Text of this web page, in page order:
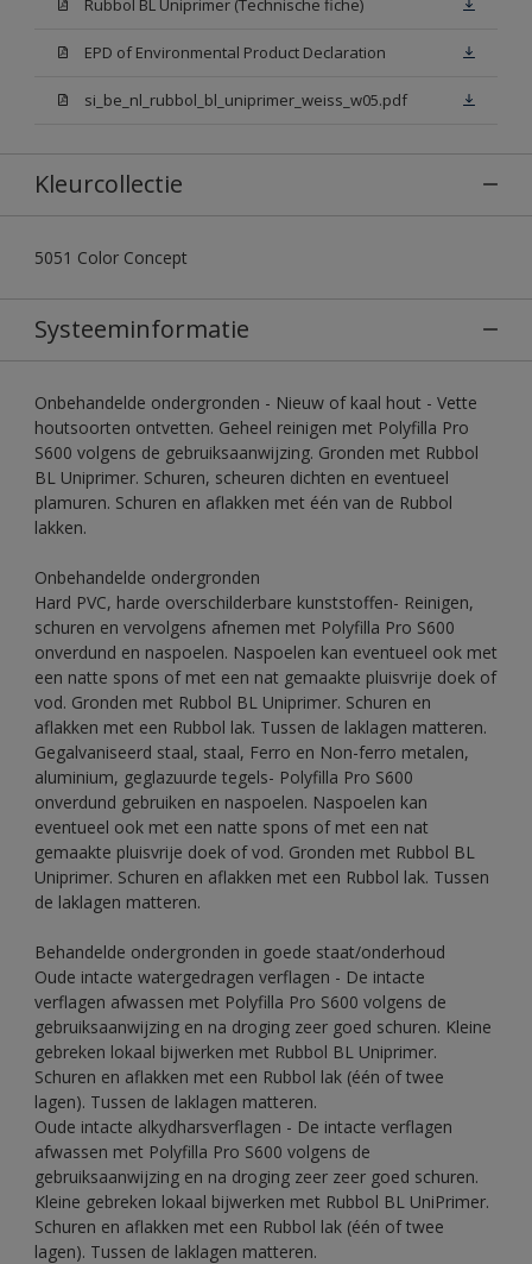
Rubbol BL Uniprimer (Technische fiche)
EPD of Environmental Product Declaration
si_be_nl_rubbol_bl_uniprimer_weiss_w05.pdf
Kleurcollectie
5051 Color Concept
Systeeminformatie
Onbehandelde ondergronden - Nieuw of kaal hout - Vette
houtsoorten ontvetten. Geheel reinigen met Polyfilla Pro
S600 volgens de gebruiksaanwijzing. Gronden met Rubbol
BL Uniprimer. Schuren, scheuren dichten en eventueel
plamuren. Schuren en aflakken met één van de Rubbol
lakken.
Onbehandelde ondergronden
Hard PVC, harde overschilderbare kunststoffen- Reinigen,
schuren en vervolgens afnemen met Polyfilla Pro S600
onverdund en naspoelen. Naspoelen kan eventueel ook met
een natte spons of met een nat gemaakte pluisvrije doek of
vod. Gronden met Rubbol BL Uniprimer. Schuren en
aflakken met een Rubbol lak. Tussen de laklagen matteren.
Gegalvaniseerd staal, staal, Ferro en Non-ferro metalen,
aluminium, geglazuurde tegels- Polyfilla Pro S600
onverdund gebruiken en naspoelen. Naspoelen kan
eventueel ook met een natte spons of met een nat
gemaakte pluisvrije doek of vod. Gronden met Rubbol BL
Uniprimer. Schuren en aflakken met een Rubbol lak. Tussen
de laklagen matteren.
Behandelde ondergronden in goede staat/onderhoud
Oude intacte watergedragen verflagen - De intacte
verflagen afwassen met Polyfilla Pro S600 volgens de
gebruiksaanwijzing en na droging zeer goed schuren. Kleine
gebreken lokaal bijwerken met Rubbol BL Uniprimer.
Schuren en aflakken met een Rubbol lak (één of twee
lagen). Tussen de laklagen matteren.
Oude intacte alkydharsverflagen - De intacte verflagen
afwassen met Polyfilla Pro S600 volgens de
gebruiksaanwijzing en na droging zeer zeer goed schuren.
Kleine gebreken lokaal bijwerken met Rubbol BL UniPrimer.
Schuren en aflakken met een Rubbol lak (één of twee
lagen). Tussen de laklagen matteren.